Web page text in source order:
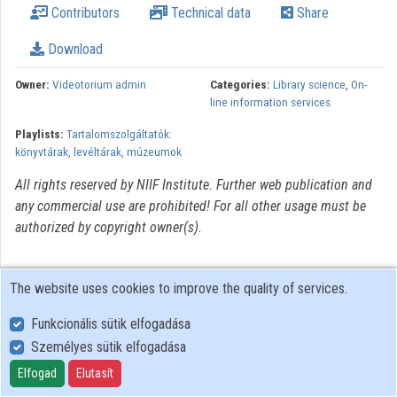
Contributors Technical data Share
Download
Owner: Videotorium admin Categories: Library science, On-
line information services
Playlists: Tartalomszolgáltatók:
könyvtárak, levéltárak, múzeumok
All rights reserved by NIIF Institute. Further web publication and
any commercial use are prohibited! For all other usage must be
authorized by copyright owner(s).
User Policy
Adatkezelési tájékoztató (en)
Cookie Policy
The website uses cookies to improve the quality of services.
Funkcionális sütik elfogadása
Személyes sütik elfogadása
Elfogad Elutasít